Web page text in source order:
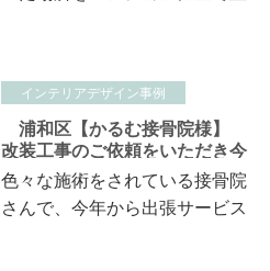
ただきました。 …
インテリアデザイン事例
浦和区【かるむ接骨院様】
改装工事のご依頼をいただき今
回アロマスペース・受付カウン
ター・待合スペース・キッズス
ペースなどの改装ご…
色々な施術をされている接骨院
さんで、今年から出張サービス